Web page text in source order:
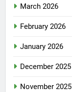
March 2026
February 2026
January 2026
December 2025
November 2025